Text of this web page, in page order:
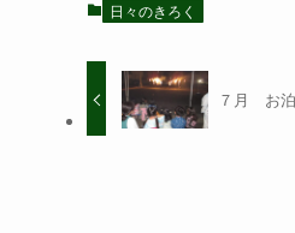
日々のきろく
７月 お